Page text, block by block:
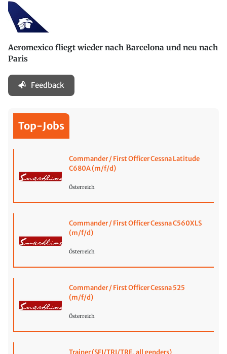
Aeromexico fliegt wieder nach Barcelona und neu nach
Paris
Feedback
Top-Jobs
Commander / First Officer Cessna Latitude
C680A (m/f/d)
Österreich
Commander / First Officer Cessna C560XLS
(m/f/d)
Österreich
Commander / First Officer Cessna 525
(m/f/d)
Österreich
Trainer (SFI/TRI/TRE, all genders)